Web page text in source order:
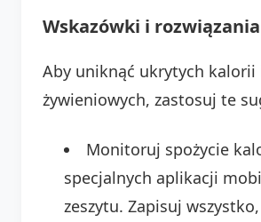
Wskazówki i rozwiązania
Aby uniknąć ukrytych kalorii
żywieniowych, zastosuj te
Monitoruj spożycie
specjalnych aplikacji
zeszytu. Zapisuj